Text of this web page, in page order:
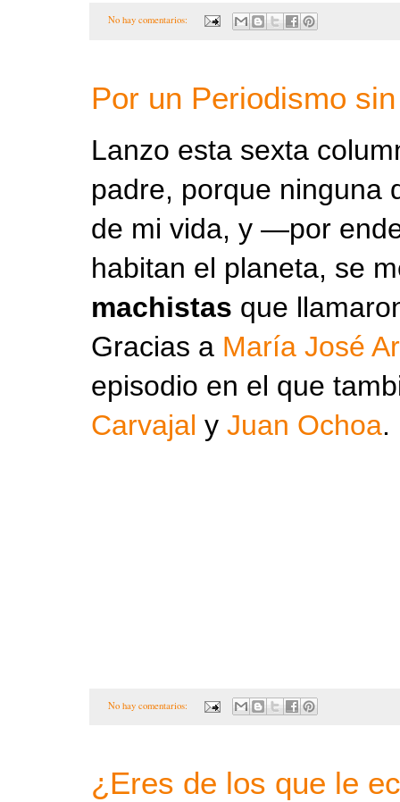
No hay comentarios:
Por un Periodismo
Lanzo esta sexta
padre, porque ninguna
de mi vida, y —por
habitan el planeta, se
machistas que
Gracias a María José
episodio en el que
Carvajal y Juan Ochoa.
No hay comentarios:
¿Eres de los que le